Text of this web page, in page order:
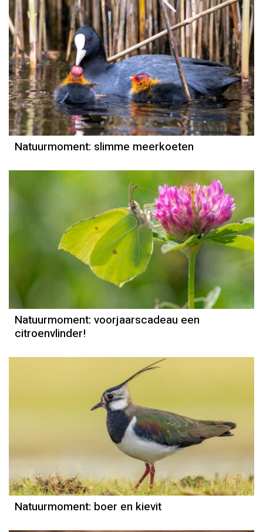
Natuurmoment
Door Kees Loogman
Natuurmoment: slimme meerkoeten
Natuurmoment
Door Kees Loogman
Natuurmoment: voorjaarscadeau een
citroenvlinder!
Natuurmoment
Door Kees Loogman
Natuurmoment: boer en kievit